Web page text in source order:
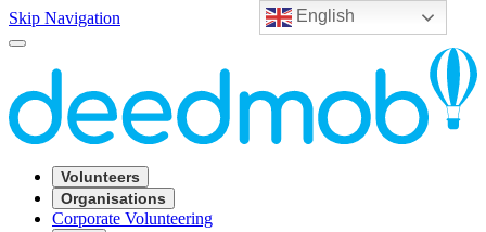
English
Skip Navigation
Volunteers
Organisations
Corporate Volunteering